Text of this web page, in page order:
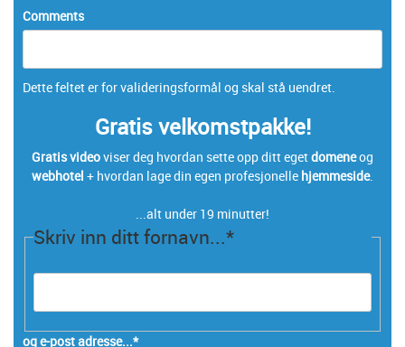
Comments
Dette feltet er for valideringsformål og skal stå uendret.
Gratis velkomstpakke!
Gratis videoviser deg hvordan sette opp ditt egetdomeneog
webhotel + hvordan lage din egen profesjonelle hjemmeside.
...alt under 19 minutter!
Skriv inn ditt fornavn...*
og e-post adresse...*